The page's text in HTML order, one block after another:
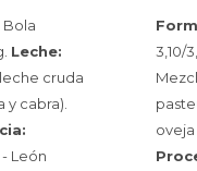
Bola
Leche:
cruda
y cabra).
León
3,10/
oveja